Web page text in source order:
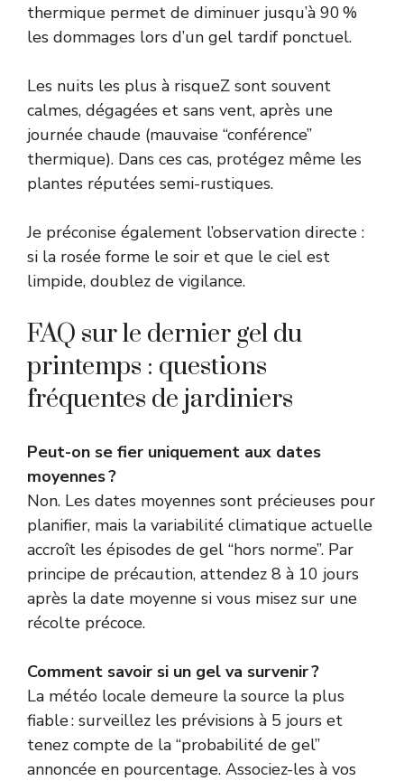
thermique permet de diminuer jusqu’à 90 %
les dommages lors d’un gel tardif ponctuel.
Les nuits les plus à risqueZ sont souvent
calmes, dégagées et sans vent, après une
journée chaude (mauvaise “conférence”
thermique). Dans ces cas, protégez même les
plantes réputées semi-rustiques.
Je préconise également l’observation directe :
si la rosée forme le soir et que le ciel est
limpide, doublez de vigilance.
FAQ sur le dernier gel du
printemps : questions
fréquentes de jardiniers
Peut-on se fier uniquement aux dates
moyennes ?
Non. Les dates moyennes sont précieuses pour
planifier, mais la variabilité climatique actuelle
accroît les épisodes de gel “hors norme”. Par
principe de précaution, attendez 8 à 10 jours
après la date moyenne si vous misez sur une
récolte précoce.
Comment savoir si un gel va survenir ?
La météo locale demeure la source la plus
fiable : surveillez les prévisions à 5 jours et
tenez compte de la “probabilité de gel”
annoncée en pourcentage. Associez-les à vos